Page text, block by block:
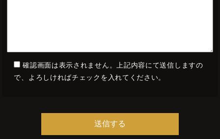
確認画面は表示されません。上記内容にて送信しますの
で、よろしければチェックを入れてください。